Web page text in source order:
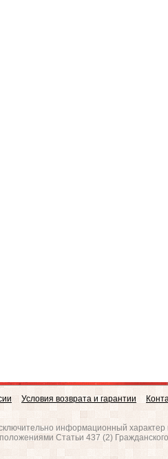
Условия возврата и гарантии
информационный характер
Статьи 437 (2) Гражданского